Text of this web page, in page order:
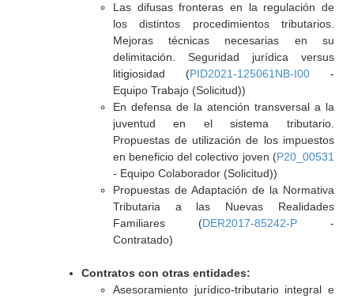
Las difusas fronteras en la regulación de
los distintos procedimientos tributarios.
Mejoras técnicas necesarias en su
delimitación. Seguridad jurídica versus
litigiosidad (PID2021-125061NB-I00-
Equipo Trabajo (Solicitud))
En defensa de la atención transversal a la
juventud en el sistema tributario.
Propuestas de utilización de los impuestos
en beneficio del colectivo joven (P20_00531
- Equipo Colaborador (Solicitud))
Propuestas de Adaptación de la Normativa
Tributaria a las Nuevas Realidades
Familiares (DER2017-85242-P-
Contratado)
Contratos con otras entidades:
Asesoramiento jurídico-tributario integral e